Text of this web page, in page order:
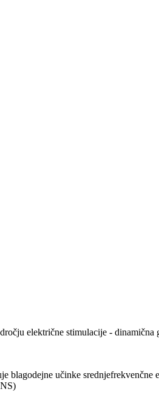
električne stimulacije -
blagodejne učinke